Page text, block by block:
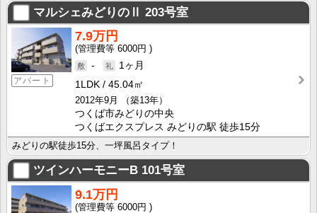
マルシェみどりのⅡ 203号室
アパート
7.9万円
6000円
-
1ヶ月
1LDK
45.04㎡
2012年9月
（築13年）
つくば市みどりの中央
つくばエクスプレス みどりの駅 徒歩15分
みどりの駅徒歩15分、一坪風呂タイプ！
ツインハーモニーB 101号室
9.1万円
6000円